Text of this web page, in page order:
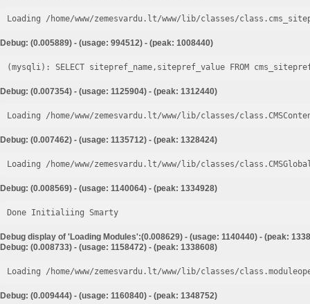
Loading /home/www/zemesvardu.lt/www/lib/classes/
Debug: (0.005889) - (usage: 994512) - (peak: 1008440)
Debug: (0.007354) - (usage: 1125904) - (peak: 1312440)
Loading /home/www/zemesvardu.lt/www/lib/classes/
Debug: (0.007462) - (usage: 1135712) - (peak: 1328424)
Loading /home/www/zemesvardu.lt/www/lib/classes/
Debug: (0.008569) - (usage: 1140064) - (peak: 1334928)
Done Initialiing Smarty
Debug display of 'Loading Modules':(0.008629) - (usage: 1140440) - (peak:
Debug: (0.008733) - (usage: 1158472) - (peak: 1338608)
Loading /home/www/zemesvardu.lt/www/lib/classes/
Debug: (0.009444) - (usage: 1160840) - (peak: 1348752)